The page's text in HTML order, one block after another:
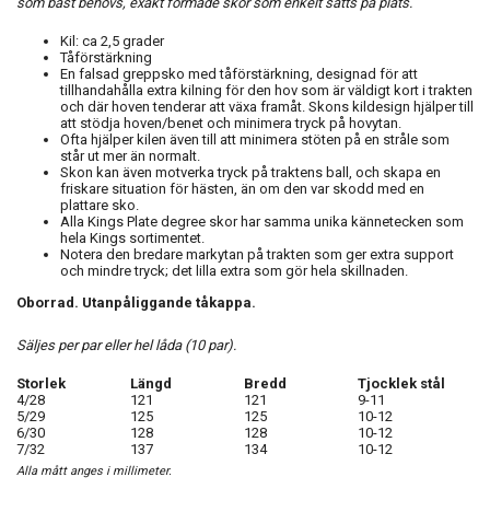
Kil: ca 2,5 grader
Tåförstärkning
En falsad greppsko med tåförstärkning, designad för att
tillhandahålla extra kilning för den hov som är väldigt kort i trakten
och där hoven tenderar att växa framåt. Skons kildesign hjälper till
att stödja hoven/benet och minimera tryck på hovytan.
Ofta hjälper kilen även till att minimera stöten på en stråle som
står ut mer än normalt.
Skon kan även motverka tryck på traktens ball, och skapa en
friskare situation för hästen, än om den var skodd med en
plattare sko.
Alla Kings Plate degree skor har samma unika kännetecken som
hela Kings sortimentet.
Notera den bredare markytan på trakten som ger extra support
och mindre tryck; det lilla extra som gör hela skillnaden.
Oborrad. Utanpåliggande tåkappa.
Säljes per par eller hel låda (10 par).
Storlek Längd Bredd
Tjocklek stål
4/28
121 121
9-11
5/29
125 125
10-12
6/30
128 128
10-12
7/32
137 134 10-12
Alla mått anges i millimeter.